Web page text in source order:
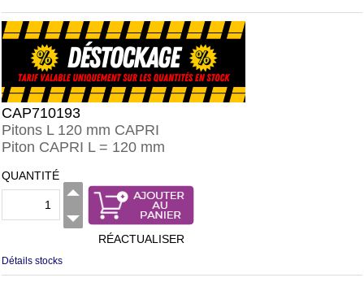
CAP710193
Pitons L 120 mm CAPRI
Piton CAPRI L = 120 mm
QUANTITÉ
RÉACTUALISER
Détails stocks